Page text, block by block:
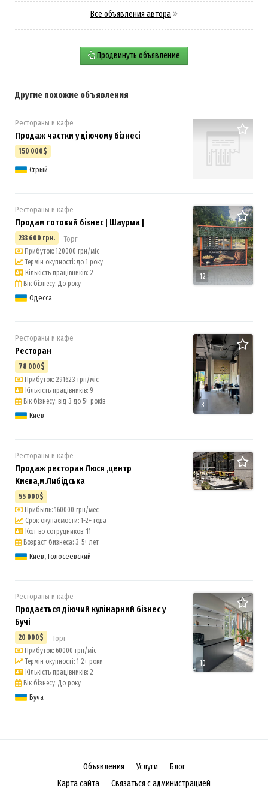
Все объявления автора
Продвинуть объявление
Другие похожие объявления
Рестораны и кафе
Продаж частки у діючому бізнесі
150 000$
Стрый
12
Рестораны и кафе
Продам готовий бізнес | Шаурма |
233 600 грн. Торг
Прибуток: 120000 грн/міс
Термін окупності: до 1 року
Кількість працівників: 2
Вік бізнесу: До року
Одесса
3
Рестораны и кафе
Ресторан
78 000$
Прибуток: 291623 грн/міс
Кількість працівників: 9
Вік бізнесу: від 3 до 5+ років
Киев
7
Рестораны и кафе
Продаж ресторан Люся ,центр
Києва,м.Либідська
55 000$
Прибыль: 160000 грн/мес
Срок окупаемости: 1-2+ года
Кол-во сотрудников: 11
Возраст бизнеса: 3-5+ лет
Киев, Голосеевский
10
Рестораны и кафе
Продається діючий кулінарний бізнес у
Бучі
20 000$ Торг
Прибуток: 60000 грн/міс
Термін окупності: 1-2+ роки
Кількість працівників: 2
Вік бізнесу: До року
Буча
Объявления Услуги
Блог
Карта сайта
Связаться с администрацией